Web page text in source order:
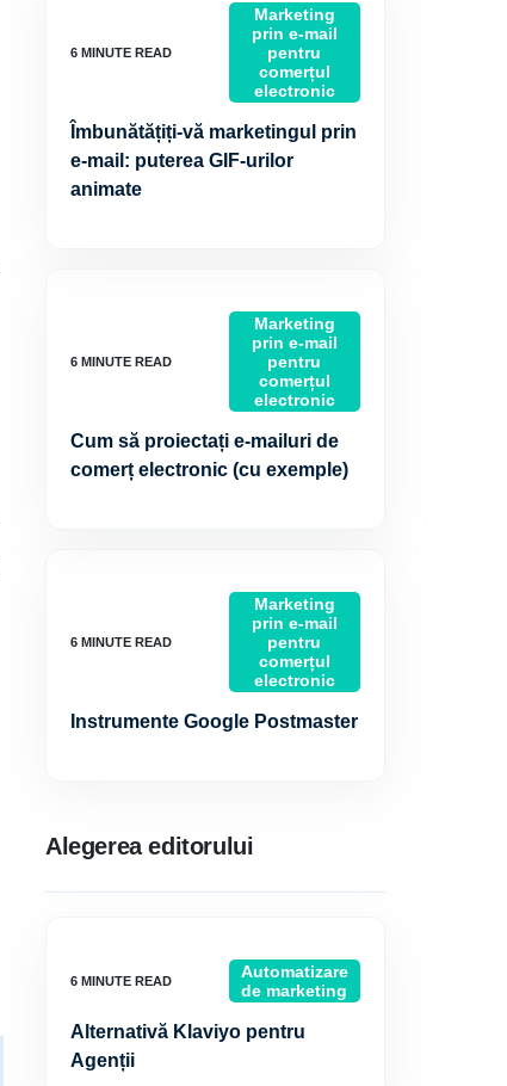
Marketing
prin e-mail
pentru
comerțul
electronic
Îmbunătățiți-vă marketingul prin
e-mail: puterea GIF-urilor
animate
Marketing
prin e-mail
pentru
comerțul
electronic
Cum să proiectați e-mailuri de
comerț electronic (cu exemple)
Marketing
prin e-mail
pentru
comerțul
electronic
Instrumente Google Postmaster
Alegerea editorului
Automatizare
de marketing
Alternativă Klaviyo pentru
Agenții